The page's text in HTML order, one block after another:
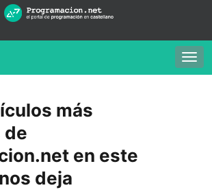
más
de
en este
deja